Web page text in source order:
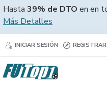
Hasta 39% de DTO en en
Más Detalles
INICIAR SESIÓN